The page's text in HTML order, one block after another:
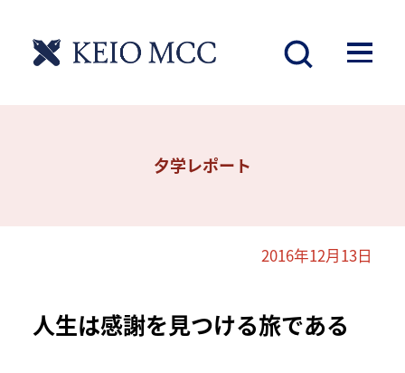
夕学レポート
2016年12月13日
人生は感謝を見つける旅である